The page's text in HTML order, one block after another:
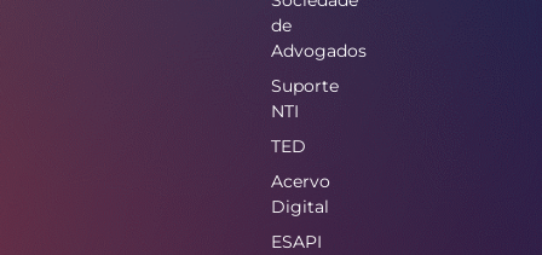
de
Advogados
Suporte
NTI
TED
Acervo
Digital
ESAPI